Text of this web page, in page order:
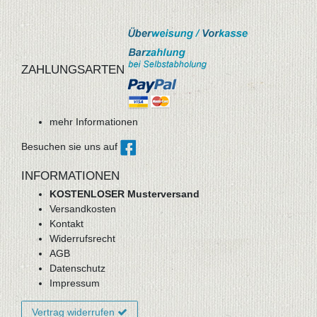
ZAHLUNGSARTEN
mehr Informationen
Besuchen sie uns auf
INFORMATIONEN
KOSTENLOSER Musterversand
Versandkosten
Kontakt
Widerrufsrecht
AGB
Datenschutz
Impressum
Vertrag widerrufen